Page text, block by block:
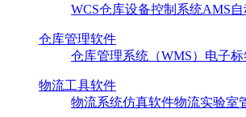
WCS仓库设备控制系统AMS
仓库管理软件
仓库管理系统（WMS） 电子
物流工具软件
物流系统仿真软件物流实验室